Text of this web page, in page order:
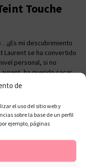
de
el uso del sitio web y
sobre la base de un perfil
ejemplo, páginas
Touche
mi descubrimiento
Laurent se ha convertido
personal, si no
ha querido sacar
de cobertura […]